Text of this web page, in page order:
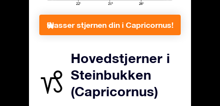
Plasser stjernen din i Capricornus!
Hovedstjerner i
Steinbukken
(Capricornus)